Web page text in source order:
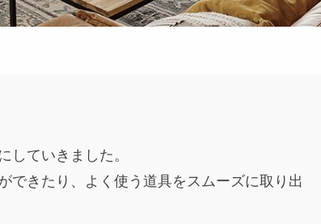
していきました。
できたり、よく使う道具をスムーズに取り出